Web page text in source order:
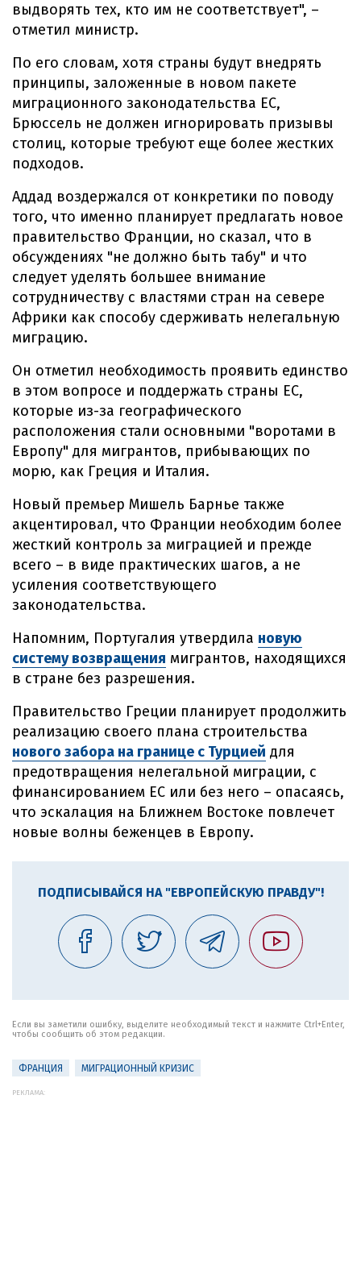
выдворять тех, кто им не соответствует", –
отметил министр.
По его словам, хотя страны будут внедрять
принципы, заложенные в новом пакете
миграционного законодательства ЕС,
Брюссель не должен игнорировать призывы
столиц, которые требуют еще более жестких
подходов.
Аддад воздержался от конкретики по поводу
того, что именно планирует предлагать новое
правительство Франции, но сказал, что в
обсуждениях "не должно быть табу" и что
следует уделять большее внимание
сотрудничеству с властями стран на севере
Африки как способу сдерживать нелегальную
миграцию.
Он отметил необходимость проявить единство
в этом вопросе и поддержать страны ЕС,
которые из-за географического
расположения стали основными "воротами в
Европу" для мигрантов, прибывающих по
морю, как Греция и Италия.
Новый премьер Мишель Барнье также
акцентировал, что Франции необходим более
жесткий контроль за миграцией и прежде
всего – в виде практических шагов, а не
усиления соответствующего
законодательства.
Напомним, Португалия утвердила новую
систему возвращения мигрантов, находящихся
в стране без разрешения.
Правительство Греции планирует продолжить
реализацию своего плана строительства
нового забора на границе с Турцией для
предотвращения нелегальной миграции, с
финансированием ЕС или без него – опасаясь,
что эскалация на Ближнем Востоке повлечет
новые волны беженцев в Европу.
ПОДПИСЫВАЙСЯ НА "ЕВРОПЕЙСКУЮ ПРАВДУ"!
Если вы заметили ошибку, выделите необходимый текст и нажмите Ctrl+Enter,
чтобы сообщить об этом редакции.
ФРАНЦИЯ МИГРАЦИОННЫЙ КРИЗИС
РЕКЛАМА: